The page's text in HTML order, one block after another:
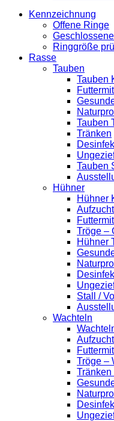
Kennzeichnung
Offene Ringe
Ringgröße
Rasse
Tauben
Tauben
Tauben
Tränken
Tauben
Hühner
Hühner
Tröge –
Hühner
Stall /
Wachteln
Tröge –
Tränken